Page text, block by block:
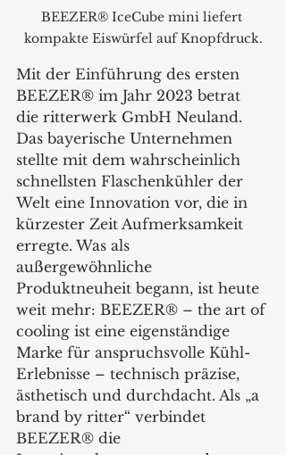
BEEZER® IceCube mini liefert
kompakte Eiswürfel auf Knopfdruck.
Mit der Einführung des ersten
BEEZER® im Jahr 2023 betrat
die ritterwerk GmbH Neuland.
Das bayerische Unternehmen
stellte mit dem wahrscheinlich
schnellsten Flaschenkühler der
Welt eine Innovation vor, die in
kürzester Zeit Aufmerksamkeit
erregte. Was als
außergewöhnliche
Produktneuheit begann, ist heute
weit mehr: BEEZER® – the art of
cooling ist eine eigenständige
Marke für anspruchsvolle Kühl-
Erlebnisse – technisch präzise,
ästhetisch und durchdacht. Als „a
brand by ritter“ verbindet
BEEZER® die